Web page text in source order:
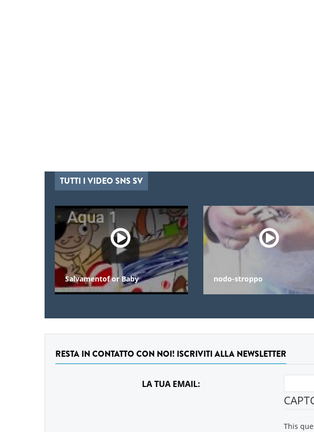
TUTTI I VIDEO SNS SV
Salvamentof or Baby nodo-stroppo
RESTA IN CONTATTO CON NOI! ISCRIVITI ALLA NEWSLETTER
LA TUA EMAIL:
This